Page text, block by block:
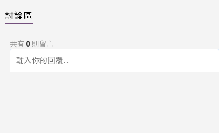
討論區
共有 0則留言